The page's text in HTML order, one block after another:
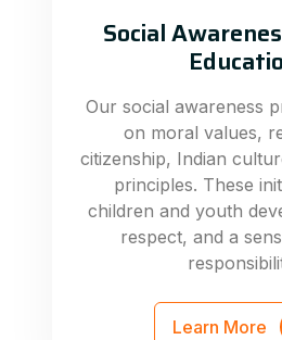
Social
Our social awareness
on moral values,
citizenship, Indian
principles. These
children and youth
respect, and a
Learn More